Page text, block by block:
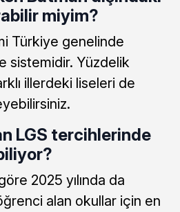
miyim?
Türkiye genelinde
sistemidir. Yüzdelik
illerdeki liseleri de
LGS tercihlerinde
2025 yılında da
alan okullar için en